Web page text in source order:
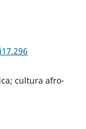
cultura afro-